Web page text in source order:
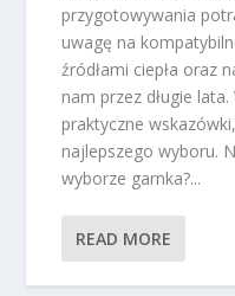
przygotowywania
uwagę na
źródłami ciepła oraz
nam przez długie
praktyczne
najlepszego wyboru.
wyborze garnka?...
READ MORE